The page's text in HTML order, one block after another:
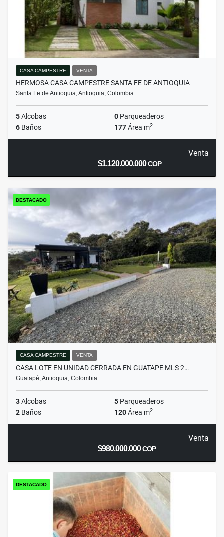
CASA CAMPESTRE VENTA
HERMOSA CASA CAMPESTRE SANTA FE DE ANTIOQUIA
Santa Fe de Antioquia, Antioquia, Colombia
5Alcobas 0 Parqueaderos
6 Baños 177Área m2
Venta
$1.120.000.000COP
DESTACADO
CASA CAMPESTRE VENTA
CASA LOTE EN UNIDAD CERRADA EN GUATAPE MLS 2…
Guatapé, Antioquia, Colombia
3Alcobas 5 Parqueaderos
2 Baños 120Área m2
Venta
$980.000.000COP
DESTACADO